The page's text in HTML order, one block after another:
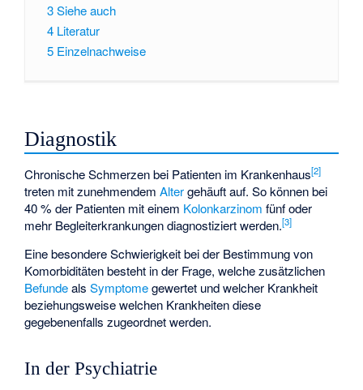
3Siehe auch
4 Literatur
5 Einzelnachweise
Diagnostik
Chronische Schmerzen bei Patienten im Krankenhaus[2]
treten mit zunehmendemAltergehäuft auf. So können bei
40 % der Patienten mit einem Kolonkarzinom fünf oder
mehr Begleiterkrankungen diagnostiziert werden.[3]
Eine besondere Schwierigkeit bei der Bestimmung von
Komorbiditäten besteht in der Frage, welche zusätzlichen
BefundealsSymptomegewertet und welcher Krankheit
beziehungsweise welchen Krankheiten diese
gegebenenfalls zugeordnet werden.
In der Psychiatrie